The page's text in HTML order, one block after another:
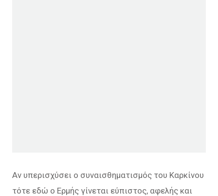
Αν υπερισχύσει ο συναισθηματισμός του Καρκίνου
τότε εδώ ο Ερμής γίνεται εύπιστος, αφελής και